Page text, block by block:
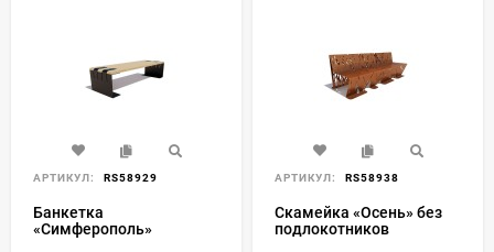
АРТИКУЛ: RS58929
Банкетка
«Симферополь»
АРТИКУЛ: RS58938
Скамейка «Осень» без
подлокотников